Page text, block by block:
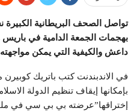
تواصل الصحف البريطانية الكبيرة
بهجمات الجمعة الدامية في
داعش والكيفية التي يمكن
في الاندبندنت كتب باتريك كوبيرن
بإمكانها إيقاف تنظيم الدولة
إختراقها”عرضته بي بي سي في